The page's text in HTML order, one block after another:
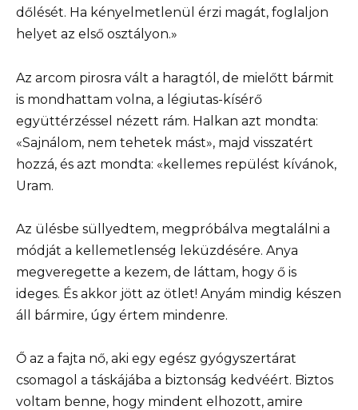
dőlését. Ha kényelmetlenül érzi magát, foglaljon
helyet az első osztályon.»
Az arcom pirosra vált a haragtól, de mielőtt bármit
is mondhattam volna, a légiutas-kísérő
együttérzéssel nézett rám. Halkan azt mondta:
«Sajnálom, nem tehetek mást», majd visszatért
hozzá, és azt mondta: «kellemes repülést kívánok,
Uram.
Az ülésbe süllyedtem, megpróbálva megtalálni a
módját a kellemetlenség leküzdésére. Anya
megveregette a kezem, de láttam, hogy ő is
ideges. És akkor jött az ötlet! Anyám mindig készen
áll bármire, úgy értem mindenre.
Ő az a fajta nő, aki egy egész gyógyszertárat
csomagol a táskájába a biztonság kedvéért. Biztos
voltam benne, hogy mindent elhozott, amire